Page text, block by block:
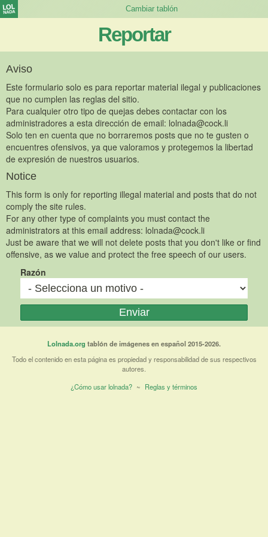
Reportar
Aviso
Este formulario solo es para reportar material ilegal y publicaciones
que no cumplen las reglas del sitio.
Para cualquier otro tipo de quejas debes contactar con los
administradores a esta dirección de email: lolnada@cock.li
Solo ten en cuenta que no borraremos posts que no te gusten o
encuentres ofensivos, ya que valoramos y protegemos la libertad
de expresión de nuestros usuarios.
Notice
This form is only for reporting illegal material and posts that do not
comply the site rules.
For any other type of complaints you must contact the
administrators at this email address: lolnada@cock.li
Just be aware that we will not delete posts that you don't like or find
offensive, as we value and protect the free speech of our users.
Razón
Lolnada.org tablón de imágenes en español 2015-2026.
Todo el contenido en esta página es propiedad y responsabilidad de sus respectivos
autores.
¿Cómo usar lolnada? ~ Reglas y términos